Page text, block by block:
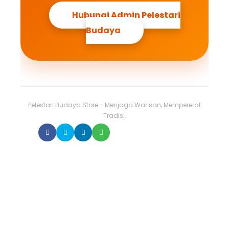
Hubungi Admin Pelestari
Budaya
Pelestari Budaya Store - Menjaga Warisan, Mempererat
Tradisi.